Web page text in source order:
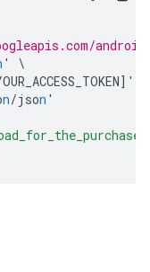
'
\
] '
n/json '